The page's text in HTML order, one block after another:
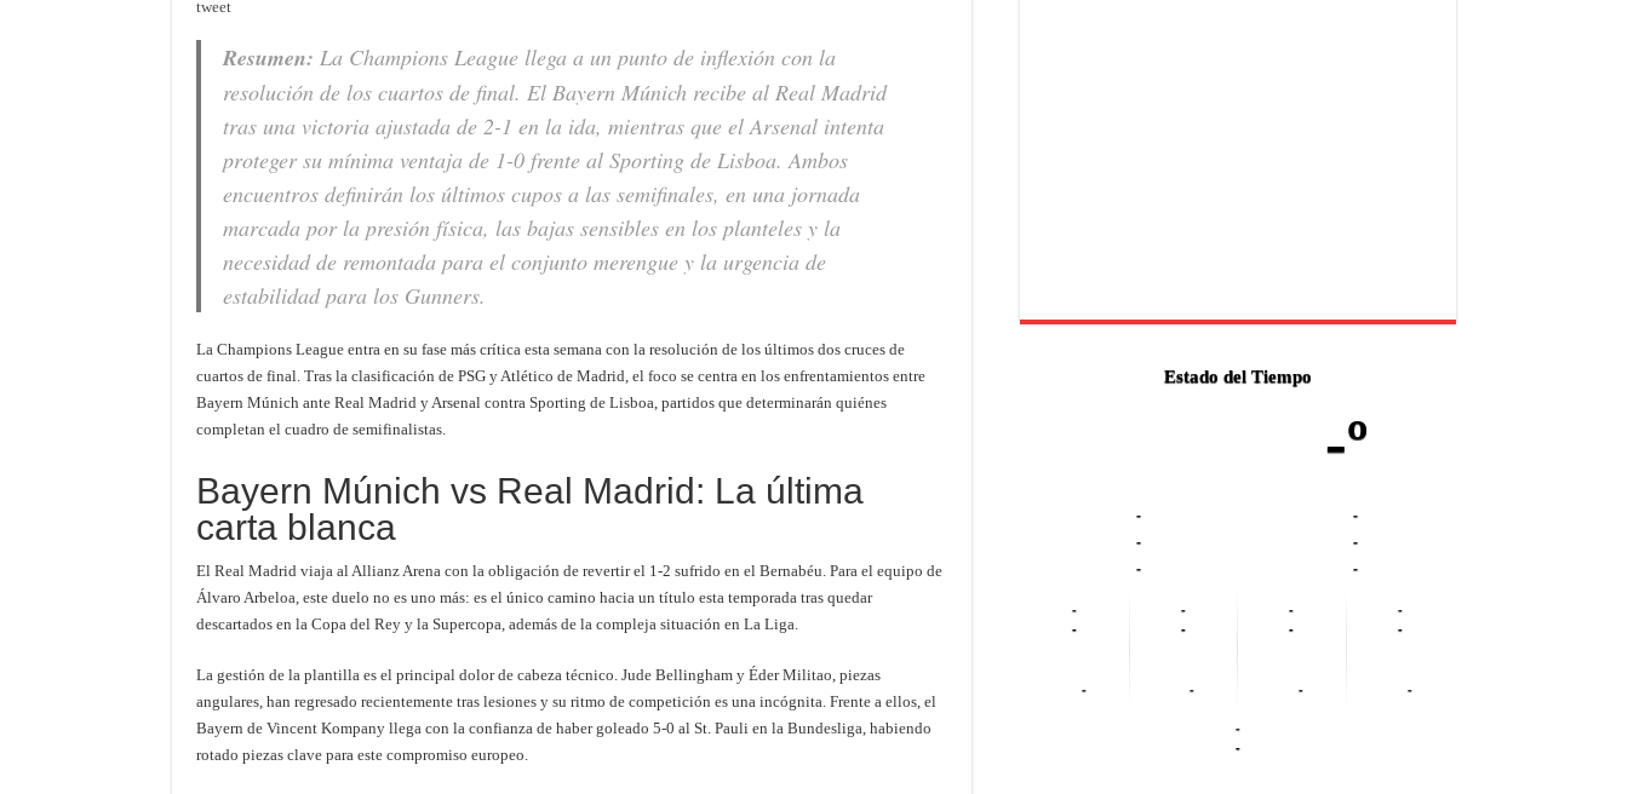
tweet
Resumen: La Champions League llega a un punto de inflexión con la
resolución de los cuartos de final. El Bayern Múnich recibe al Real Madrid
tras una victoria ajustada de 2-1 en la ida, mientras que el Arsenal intenta
proteger su mínima ventaja de 1-0 frente al Sporting de Lisboa. Ambos
encuentros definirán los últimos cupos a las semifinales, en una jornada
marcada por la presión física, las bajas sensibles en los planteles y la
necesidad de remontada para el conjunto merengue y la urgencia de
estabilidad para los Gunners.
La Champions League entra en su fase más crítica esta semana con la resolución de los últimos dos cruces de
cuartos de final. Tras la clasificación de PSG y Atlético de Madrid, el foco se centra en los enfrentamientos entre
Bayern Múnich ante Real Madrid y Arsenal contra Sporting de Lisboa, partidos que determinarán quiénes
completan el cuadro de semifinalistas.
Bayern Múnich vs Real Madrid: La última
carta blanca
El Real Madrid viaja al Allianz Arena con la obligación de revertir el 1-2 sufrido en el Bernabéu. Para el equipo de
Álvaro Arbeloa, este duelo no es uno más: es el único camino hacia un título esta temporada tras quedar
descartados en la Copa del Rey y la Supercopa, además de la compleja situación en La Liga.
La gestión de la plantilla es el principal dolor de cabeza técnico. Jude Bellingham y Éder Militao, piezas
angulares, han regresado recientemente tras lesiones y su ritmo de competición es una incógnita. Frente a ellos, el
Bayern de Vincent Kompany llega con la confianza de haber goleado 5-0 al St. Pauli en la Bundesliga, habiendo
rotado piezas clave para este compromiso europeo.
Estado del Tiempo
-º
-
-
-
-
-
-
-
-
-
-
-
-
-
-
-
-
-
-
-
-